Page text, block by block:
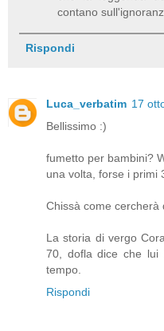
contano
Rispondi
Luca_verbatim 17
Bellissimo :)
fumetto per bambini?
una volta, forse i primi
Chissà come cercherà
La storia di vergo
70, dofla dice che lui
tempo.
Rispondi